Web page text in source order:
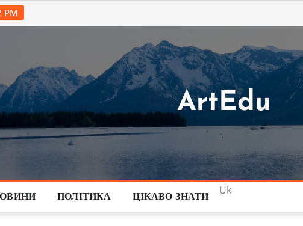
PM
ArtEdu
ПОЛІТИКА ЦІКАВО ЗНАТИ
Uk